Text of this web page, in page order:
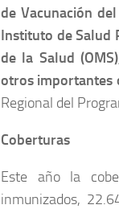
de Vacunación
Instituto de Salud
de la Salud
otros importantes
Regional del
Coberturas
Este año la
inmunizados,